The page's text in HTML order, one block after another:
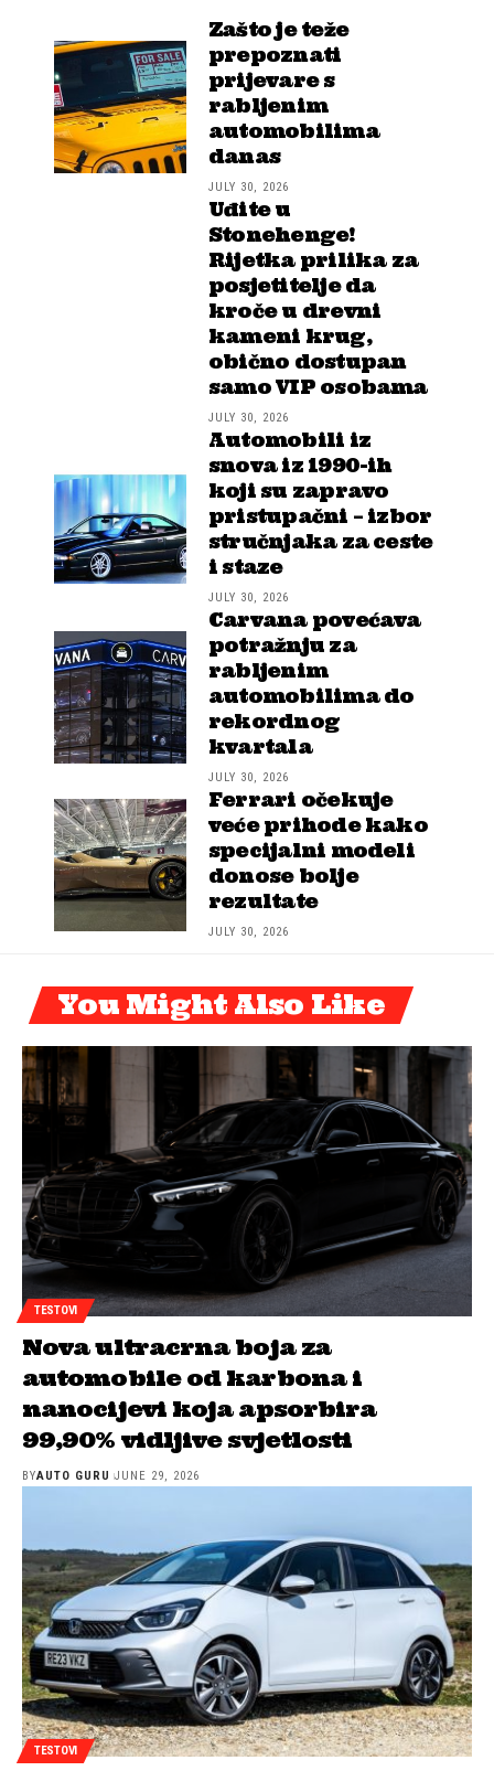
Zašto je teže
prepoznati
prijevare s
rabljenim
automobilima
danas
JULY 30, 2026
Uđite u
Stonehenge!
Rijetka prilika za
posjetitelje da
kroče u drevni
kameni krug,
obično dostupan
samo VIP osobama
JULY 30, 2026
Automobili iz
snova iz 1990-ih
koji su zapravo
pristupačni – izbor
stručnjaka za ceste
i staze
JULY 30, 2026
Carvana povećava
potražnju za
rabljenim
automobilima do
rekordnog
kvartala
JULY 30, 2026
Ferrari očekuje
veće prihode kako
specijalni modeli
donose bolje
rezultate
JULY 30, 2026
You Might Also Like
TESTOVI
Nova ultracrna boja za
automobile od karbona i
nanocijevi koja apsorbira
99,90% vidljive svjetlosti
BYAUTO GURU JUNE 29, 2026
TESTOVI